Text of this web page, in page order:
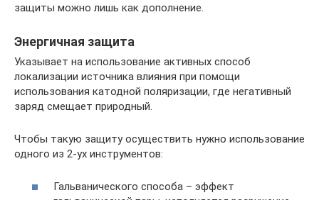
защиты можно лишь как дополнение.
Энергичная защита
Указывает на использование активных способ
локализации источника влияния при помощи
использования катодной поляризации, где негативный
заряд смещает природный.
Чтобы такую защиту осуществить нужно использование
одного из 2-ух инструментов:
Гальванического способа – эффект